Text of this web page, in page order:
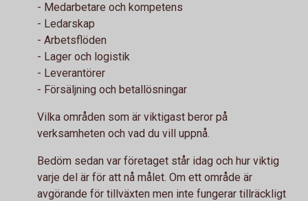
- Medarbetare och kompetens
- Ledarskap
- Arbetsflöden
- Lager och logistik
- Leverantörer
- Försäljning och betallösningar
Vilka områden som är viktigast beror på
verksamheten och vad du vill uppnå.
Bedöm sedan var företaget står idag och hur viktig
varje del är för att nå målet. Om ett område är
avgörande för tillväxten men inte fungerar tillräckligt